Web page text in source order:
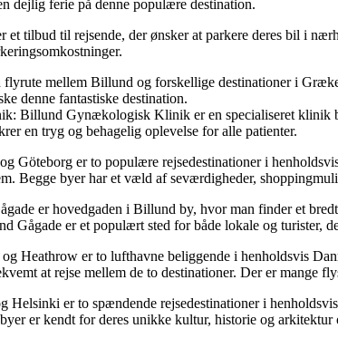
dejlig ferie på denne populære destination.
et tilbud til rejsende, der ønsker at parkere deres bil i
mellem Billund og forskellige destinationer i
denne fantastiske destination.
Billund Gynækologisk Klinik er en specialiseret
en tryg og behagelig oplevelse for alle patienter.
Göteborg er to populære rejsedestinationer i
Begge byer har et væld af seværdigheder,
er hovedgaden i Billund by, hvor man finder et
Gågade er et populært sted for både lokale og turister,
Heathrow er to lufthavne beliggende i henholdsvis
at rejse mellem de to destinationer. Der er mange
er to spændende rejsedestinationer i
er kendt for deres unikke kultur, historie og